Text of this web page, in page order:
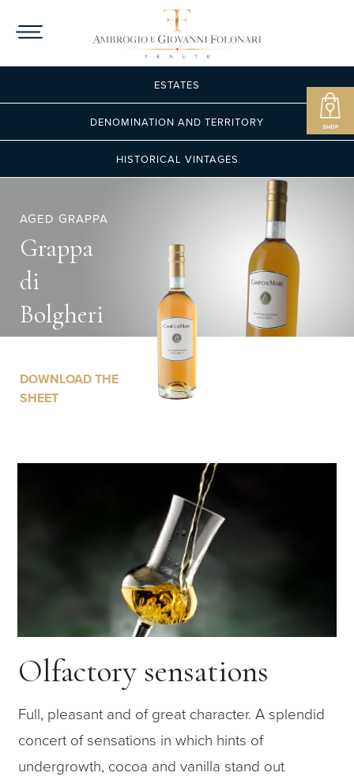
ESTATES
DENOMINATION AND TERRITORY
HISTORICAL VINTAGES
AGED GRAPPA
Grappa
di
Bolgheri
DOWNLOAD THE
SHEET
Olfactory sensations
Full, pleasant and of great character. A splendid
concert of sensations in which hints of
undergrowth, cocoa and vanilla stand out